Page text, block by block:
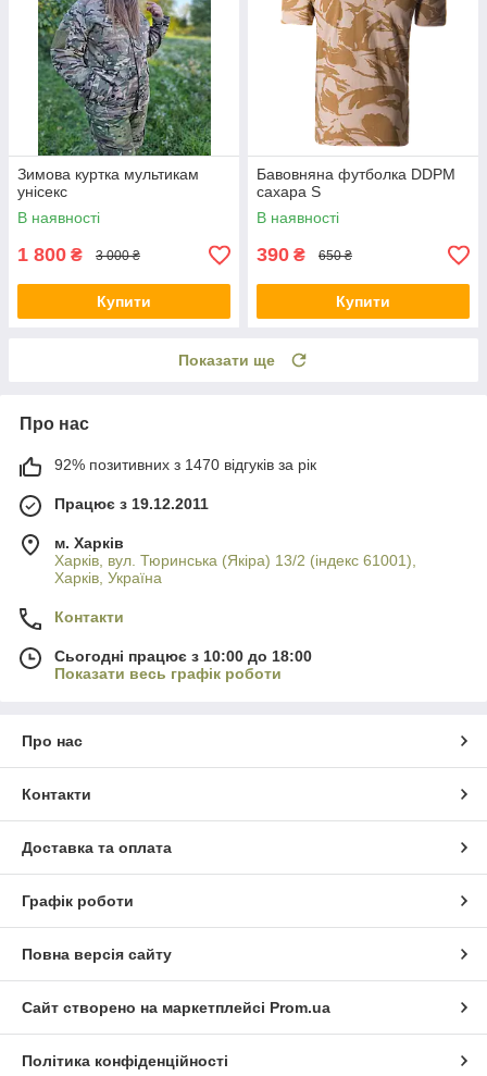
Зимова куртка мультикам
унісекс
В наявності
1 800 ₴ 3 000 ₴
Купити
Бавовняна футболка DDPM
сахара S
В наявності
390 ₴ 650 ₴
Купити
Показати ще
Про нас
92% позитивних з 1470 відгуків за рік
Працює з 19.12.2011
м. Харків
Харків, вул. Тюринська (Якіра) 13/2 (індекс 61001),
Харків, Україна
Контакти
Сьогодні працює з 10:00 до 18:00
Показати весь графік роботи
Про нас
Контакти
Доставка та оплата
Графік роботи
Повна версія сайту
Сайт створено на маркетплейсі Prom.ua
Політика конфіденційності